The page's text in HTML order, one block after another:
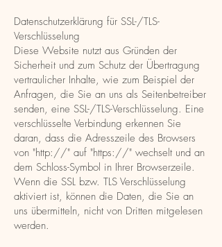
Datenschutzerklärung für SSL-/TLS-
Verschlüsselung
Diese Website nutzt aus Gründen der
Sicherheit und zum Schutz der Übertragung
vertraulicher Inhalte, wie zum Beispiel der
Anfragen, die Sie an uns als Seitenbetreiber
senden, eine SSL-/TLS-Verschlüsselung. Eine
verschlüsselte Verbindung erkennen Sie
daran, dass die Adresszeile des Browsers
von "http://" auf "https://" wechselt und an
dem Schloss-Symbol in Ihrer Browserzeile.
Wenn die SSL bzw. TLS Verschlüsselung
aktiviert ist, können die Daten, die Sie an
uns übermitteln, nicht von Dritten mitgelesen
werden.